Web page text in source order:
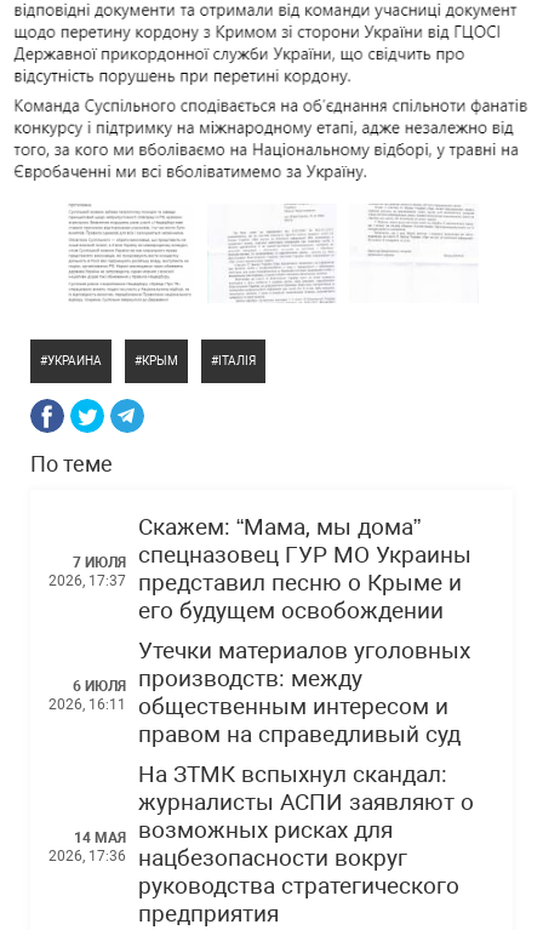
УКРАИНА КРЫМ ІТАЛІЯ
По теме
7 ИЮЛЯ
2026, 17:37
Скажем: “Мама, мы дома”
спецназовец ГУР МО Украины
представил песню о Крыме и
его будущем освобождении
6 ИЮЛЯ
2026, 16:11
Утечки материалов уголовных
производств: между
общественным интересом и
правом на справедливый суд
14 МАЯ
2026, 17:36
На ЗТМК вспыхнул скандал:
журналисты АСПИ заявляют о
возможных рисках для
нацбезопасности вокруг
руководства стратегического
предприятия